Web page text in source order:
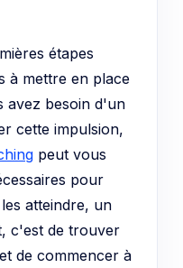
étapes
à mettre en place
avez besoin d'un
cette impulsion,
peut vous
pour
atteindre, un
c'est de trouver
de commencer à